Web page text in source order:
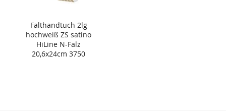
Falthandtuch 2lg
hochweiß ZS satino
HiLine N-Falz
20,6x24cm 3750